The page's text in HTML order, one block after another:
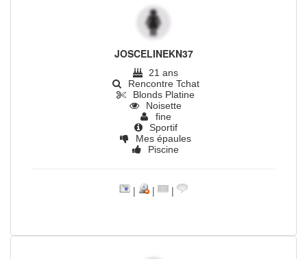
JOSCELINEKN37
21 ans
Rencontre Tchat
Blonds Platine
Noisette
fine
Sportif
Mes épaules
Piscine
| | |